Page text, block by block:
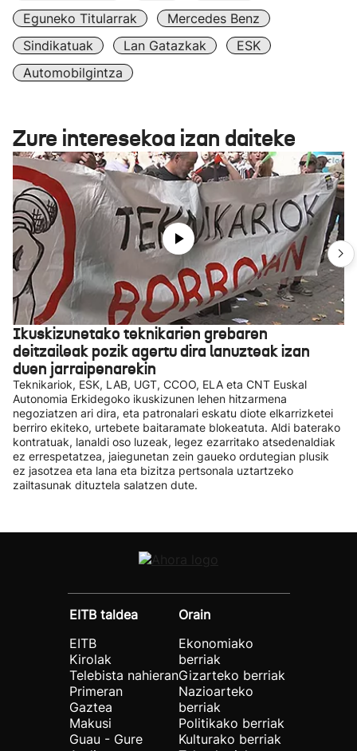
Eguneko Titularrak
Mercedes Benz
Sindikatuak
Lan Gatazkak
ESK
Automobilgintza
Zure interesekoa izan daiteke
Ikuskizunetako teknikarien grebaren
deitzaileak pozik agertu dira lanuzteak izan
duen jarraipenarekin
Teknikariok, ESK, LAB, UGT, CCOO, ELA eta CNT Euskal
Autonomia Erkidegoko ikuskizunen lehen hitzarmena
negoziatzen ari dira, eta patronalari eskatu diote elkarrizketei
berriro ekiteko, urtebete baitaramate blokeatuta. Aldi baterako
kontratuak, lanaldi oso luzeak, legez ezarritako atsedenaldiak
ez errespetatzea, jaiegunetan zein gaueko ordutegian plusik
ez jasotzea eta lana eta bizitza pertsonala uztartzeko
zailtasunak dituztela salatzen dute.
EITB taldea
EITB
Kirolak
Telebista nahieran
Primeran
Gaztea
Makusi
Guau - Gure
Orain
Ekonomiako
berriak
Gizarteko berriak
Nazioarteko
berriak
Politikako berriak
Kulturako berriak